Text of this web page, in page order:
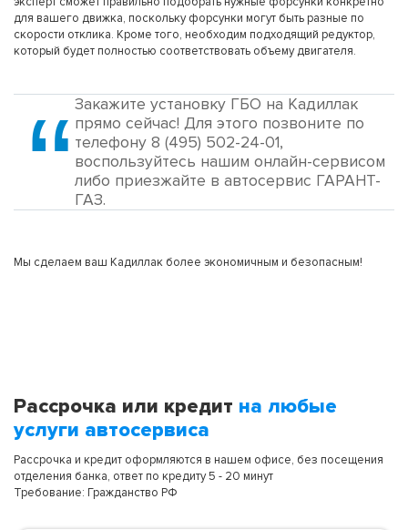
для вашего движка, поскольку форсунки могут быть разные по
скорости отклика. Кроме того, необходим подходящий редуктор,
который будет полностью соответствовать объему двигателя.
Закажите установку ГБО на Кадиллак
прямо сейчас! Для этого позвоните по
телефону 8 (495) 502-24-01,
воспользуйтесь нашим онлайн-сервисом
либо приезжайте в автосервис ГАРАНТ-
ГАЗ.
Мы сделаем ваш Кадиллак более экономичным и безопасным!
Рассрочка или кредит на любые
услуги автосервиса
Рассрочка и кредит оформляются в нашем офисе, без посещения
отделения банка, ответ по кредиту 5 - 20 минут
Требование: Гражданство РФ